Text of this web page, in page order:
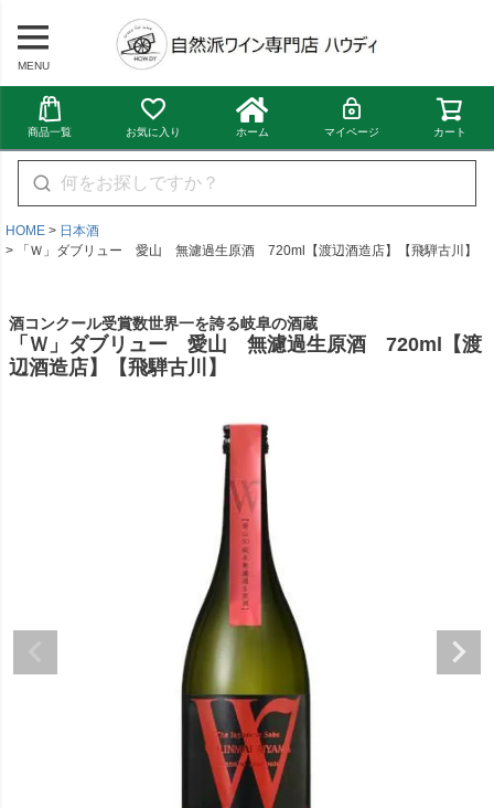
MENU
商品一覧 お気に入り ホーム マイページ カート
HOME
日本酒
「Ｗ」ダブリュー 愛山 無濾過生原酒 720ml【渡辺酒造店】【飛騨古川】
酒コンクール受賞数世界一を誇る岐阜の酒蔵
「Ｗ」ダブリュー 愛山 無濾過生原酒 720ml【渡
辺酒造店】【飛騨古川】